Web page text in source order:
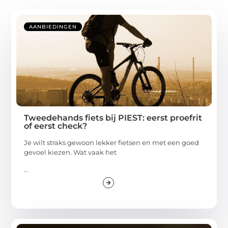
AANBIEDINGEN
Tweedehands fiets bij PIEST: eerst proefrit
of eerst check?
Je wilt straks gewoon lekker fietsen en met een goed
gevoel kiezen. Wat vaak het
...